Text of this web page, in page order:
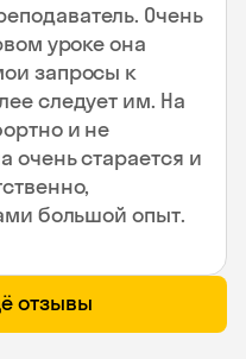
Очень
уроке она
запросы к
следует им. На
и не
очень старается и
большой опыт.
отзывы